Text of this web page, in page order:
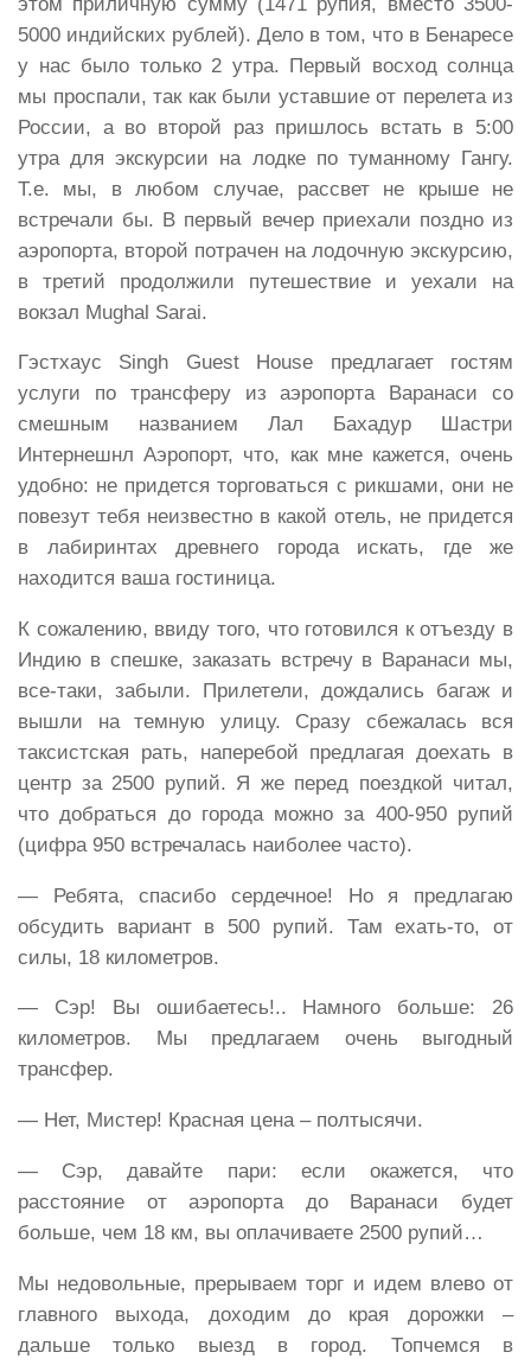
5000 индийских рублей). Дело в том, что в Бенаресе
у нас было только 2 утра. Первый восход солнца
мы проспали, так как были уставшие от перелета из
России, а во второй раз пришлось встать в 5:00
утра для экскурсии на лодке по туманному Гангу.
Т.е. мы, в любом случае, рассвет не крыше не
встречали бы. В первый вечер приехали поздно из
аэропорта, второй потрачен на лодочную экскурсию,
в третий продолжили путешествие и уехали на
вокзал Mughal Sarai.
Гэстхаус Singh Guest House предлагает гостям
услуги по трансферу из аэропорта Варанаси со
смешным названием Лал Бахадур Шастри
Интернешнл Аэропорт, что, как мне кажется, очень
удобно: не придется торговаться с рикшами, они не
повезут тебя неизвестно в какой отель, не придется
в лабиринтах древнего города искать, где же
находится ваша гостиница.
К сожалению, ввиду того, что готовился к отъезду в
Индию в спешке, заказать встречу в Варанаси мы,
все-таки, забыли. Прилетели, дождались багаж и
вышли на темную улицу. Сразу сбежалась вся
таксистская рать, наперебой предлагая доехать в
центр за 2500 рупий. Я же перед поездкой читал,
что добраться до города можно за 400-950 рупий
(цифра 950 встречалась наиболее часто).
— Ребята, спасибо сердечное! Но я предлагаю
обсудить вариант в 500 рупий. Там ехать-то, от
силы, 18 километров.
— Сэр! Вы ошибаетесь!.. Намного больше: 26
километров. Мы предлагаем очень выгодный
трансфер.
— Нет, Мистер! Красная цена – полтысячи.
— Сэр, давайте пари: если окажется, что
расстояние от аэропорта до Варанаси будет
больше, чем 18 км, вы оплачиваете 2500 рупий…
Мы недовольные, прерываем торг и идем влево от
главного выхода, доходим до края дорожки –
дальше только выезд в город. Топчемся в